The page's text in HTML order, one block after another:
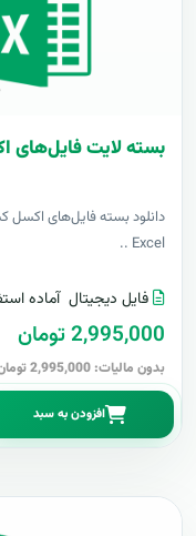
بسته لایت فایل‌های
دانلود بسته فایل‌های اکسل
Excel ..
فایل دیجیتال آماده
2,995,000 تومان
بدون مالیات: 2,995,000 تومان
افزودن به سبد